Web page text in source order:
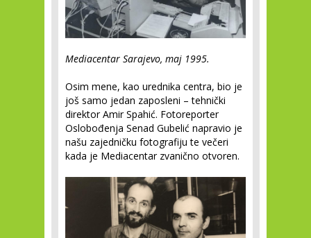
Mediacentar Sarajevo, maj 1995.
Osim mene, kao urednika centra, bio je
još samo jedan zaposleni – tehnički
direktor Amir Spahić. Fotoreporter
Oslobođenja Senad Gubelić napravio je
našu zajedničku fotografiju te večeri
kada je Mediacentar zvanično otvoren.